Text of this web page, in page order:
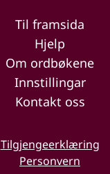
Til framsida
Hjelp
Om ordbøkene
Innstillingar
Kontakt oss
Tilgjengeerklæring
Personvern